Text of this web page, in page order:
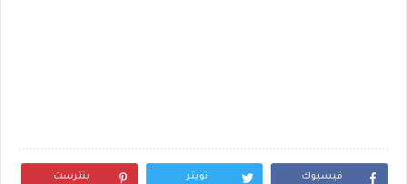
فيسبوك تويتر بنترست